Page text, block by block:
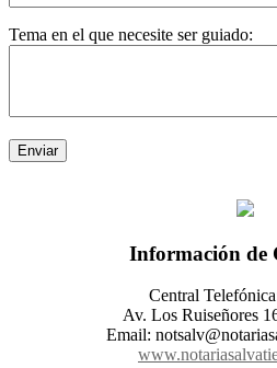
Tema en el que necesite ser guiado:
Información de
Central
Av. Los Ruiseñores
Email: